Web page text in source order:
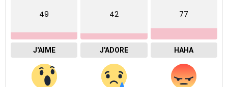
49
J'AIME
42
J'ADORE
77
HAHA